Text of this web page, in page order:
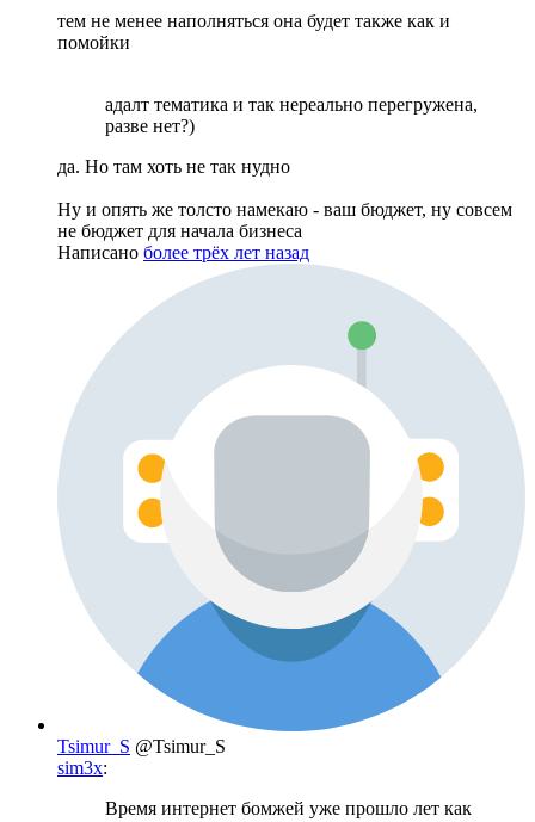
тем не менее наполняться она будет также как и
помойки
адалт тематика и так нереально перегружена,
разве нет?)
да. Но там хоть не так нудно
Ну и опять же толсто намекаю - ваш бюджет, ну совсем
не бюджет для начала бизнеса
Написано более трёх лет назад
Tsimur_S @Tsimur_S
sim3x:
Время интернет бомжей уже прошло лет как